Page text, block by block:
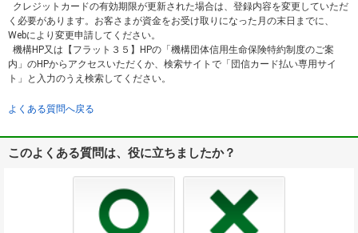
クレジットカードの有効期限が更新された場合は、登録内容を変更していただ
く必要があります。お客さまが資金をお受け取りになった月の末日までに、
Webにより変更申請してください。
機構HP又は【フラット３５】HPの「機構団体信用生命保険特約制度のご案
内」のHPからアクセスいただくか、検索サイトで「団信カード払い専用サイ
ト」と入力のうえ検索してください。
よくある質問へ戻る
このよくある質問は、役に立ちましたか？